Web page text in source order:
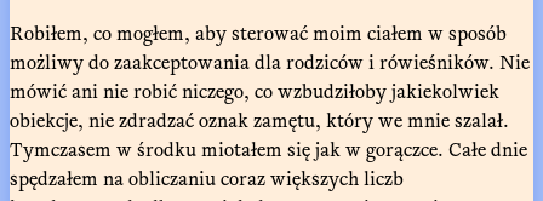
Robiłem, co mogłem, aby sterować moim ciałem w sposób
możliwy do zaakceptowania dla rodziców i rówieśników. Nie
mówić ani nie robić niczego, co wzbudziłoby jakiekolwiek
obiekcje, nie zdradzać oznak zamętu, który we mnie szalał.
Tymczasem w środku miotałem się jak w gorączce. Całe dnie
spędzałem na obliczaniu coraz większych liczb